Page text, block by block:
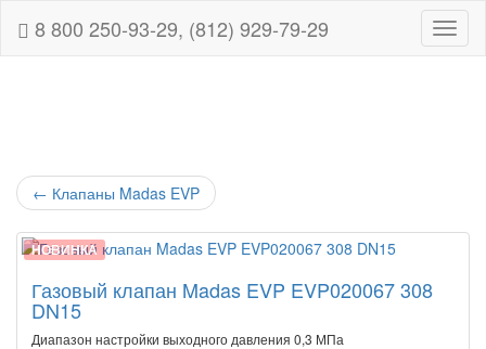
8 800 250-93-29, (812) 929-79-29
← Клапаны Madas EVP
НОВИНКА
Газовый клапан Madas EVP EVP020067 308
DN15
Диапазон настройки выходного давления 0,3 МПа